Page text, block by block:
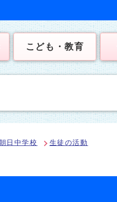
こども・教育
日中学校 生徒の活動